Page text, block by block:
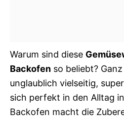
Warum sind diese
Backofen so beliebt?
unglaublich vielseitig,
sich perfekt in den Alltag
Backofen macht die